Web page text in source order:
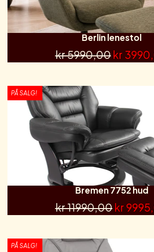
Berlin lenestol
kr 5990,00 kr
PÅ SALG!
Bremen 7752 hud
kr 11990,00 kr
PÅ SALG!